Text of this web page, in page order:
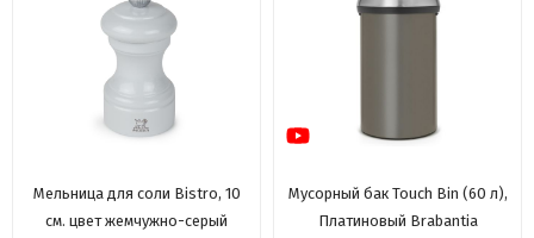
Мельница для соли Bistro, 10
см. цвет жемчужно-серый
Мусорный бак Touch Bin (60 л),
Платиновый Brabantia